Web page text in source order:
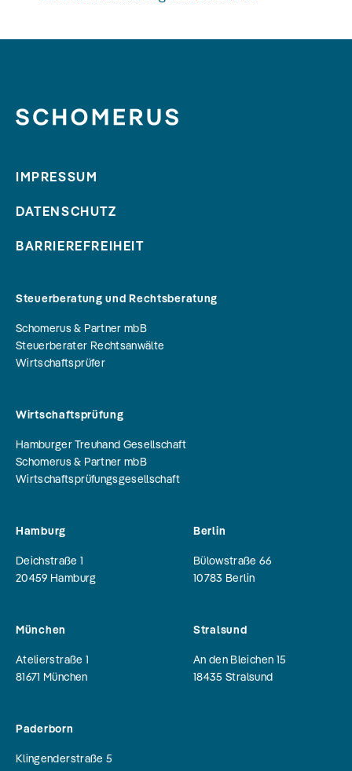
IMPRESSUM
DATENSCHUTZ
BARRIEREFREIHEIT
Steuerberatung und Rechtsberatung
Schomerus & Partner mbB
Steuerberater Rechtsanwälte
Wirtschaftsprüfer
Wirtschaftsprüfung
Hamburger Treuhand Gesellschaft
Schomerus & Partner mbB
Wirtschaftsprüfungsgesellschaft
Hamburg
Deichstraße 1
20459 Hamburg
Berlin
Bülowstraße 66
10783 Berlin
München
Atelierstraße 1
81671 München
Stralsund
An den Bleichen 15
18435 Stralsund
Paderborn
Klingenderstraße 5